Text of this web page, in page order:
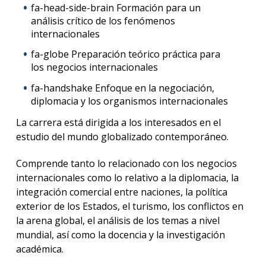
fa-head-side-brain Formación para un
análisis crítico de los fenómenos
internacionales
fa-globe Preparación teórico práctica para
los negocios internacionales
fa-handshake Enfoque en la negociación,
diplomacia y los organismos internacionales
La carrera está dirigida a los interesados en el
estudio del mundo globalizado contemporáneo.
Comprende tanto lo relacionado con los negocios
internacionales como lo relativo a la diplomacia, la
integración comercial entre naciones, la política
exterior de los Estados, el turismo, los conflictos en
la arena global, el análisis de los temas a nivel
mundial, así como la docencia y la investigación
académica.